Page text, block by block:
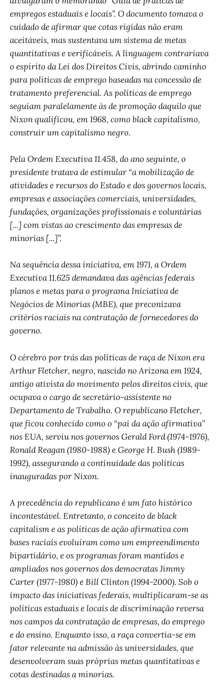
empregos estaduais e locais”. O documento tomava o
cuidado de afirmar que cotas rígidas não eram
aceitáveis, mas sustentava um sistema de metas
quantitativas e verificáveis. A linguagem contrariava
o espírito da Lei dos Direitos Civis, abrindo caminho
para políticas de emprego baseadas na concessão de
tratamento preferencial. As políticas de emprego
seguiam paralelamente às de promoção daquilo que
Nixon qualificou, em 1968, como black capitalismo,
construir um capitalismo negro.
Pela Ordem Executiva 11.458, do ano seguinte, o
presidente tratava de estimular “a mobilização de
atividades e recursos do Estado e dos governos locais,
empresas e associações comerciais, universidades,
fundações, organizações profissionais e voluntárias
[...] com vistas ao crescimento das empresas de
minorias [...]”.
Na sequência dessa iniciativa, em 1971, a Ordem
Executiva 11.625 demandava das agências federais
planos e metas para o programa Iniciativa de
Negócios de Minorias (MBE), que preconizava
critérios raciais na contratação de fornecedores do
governo.
O cérebro por trás das políticas de raça de Nixon era
Arthur Fletcher, negro, nascido no Arizona em 1924,
antigo ativista do movimento pelos direitos civis, que
ocupava o cargo de secretário-assistente no
Departamento de Trabalho. O republicano Fletcher,
que ficou conhecido como o “pai da ação afirmativa”
nos EUA, serviu nos governos Gerald Ford (1974-1976),
Ronald Reagan (1980-1988) e George H. Bush (1989-
1992), assegurando a continuidade das políticas
inauguradas por Nixon.
A precedência do republicano é um fato histórico
incontestável. Entretanto, o conceito de black
capitalism e as políticas de ação afirmativa com
bases raciais evoluíram como um empreendimento
bipartidário, e os programas foram mantidos e
ampliados nos governos dos democratas Jimmy
Carter (1977-1980) e Bill Clinton (1994-2000). Sob o
impacto das iniciativas federais, multiplicaram-se as
políticas estaduais e locais de discriminação reversa
nos campos da contratação de empresas, do emprego
e do ensino. Enquanto isso, a raça convertia-se em
fator relevante na admissão às universidades, que
desenvolveram suas próprias metas quantitativas e
cotas destinadas a minorias.